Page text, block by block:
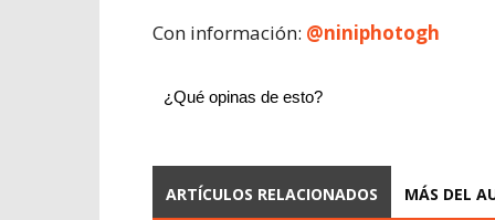
Con información: @niniphotogh
¿Qué opinas de esto?
ARTÍCULOS RELACIONADOS MÁS DEL